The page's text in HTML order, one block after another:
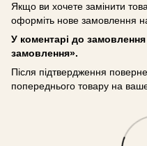
Якщо ви хочете замінити
оформіть нове замовлення на
У коментарі до
замовлення».
Після підтвердження
попереднього товару на